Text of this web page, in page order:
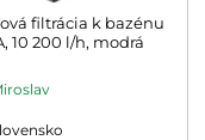
filtrácia k bazénu
10 200 l/h, modrá